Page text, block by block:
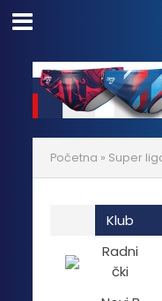
Početna » Super
Klub
Radni
čki